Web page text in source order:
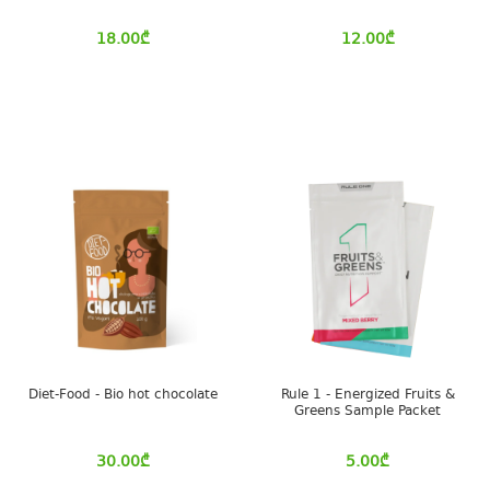
18.00₾ 12.00₾
Diet-Food - Bio hot chocolate
30.00₾
Rule 1 - Energized Fruits &
Greens Sample Packet
5.00₾